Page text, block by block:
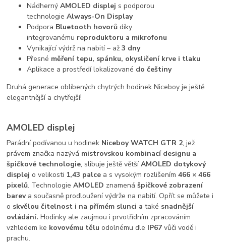
NádhernýAMOLED displej s podporou
technologieAlways-On Display
Podpora Bluetooth hovorů díky
integrovanému reproduktoru a mikrofonu
Vynikající výdrž na nabití – až3 dny
Přesné měření tepu, spánku, okysličení krve i tlaku
Aplikace a prostředí lokalizované do češtiny
Druhá generace oblíbených chytrých hodinek Niceboy je ještě
elegantnější a chytřejší!
AMOLED displej
Parádní podívanou u hodinek Niceboy WATCH GTR 2, jež
právem značka nazývá mistrovskou kombinací designu a
špičkové technologie, slibuje ještě většíAMOLED dotykový
displej o velikosti 1,43 palce a s vysokým rozlišením466 × 466
pixelů. TechnologieAMOLED znamenášpičkové zobrazení
bareva současně prodloužení výdrže na nabití. Opřít se můžete i
o skvělou čitelnost i na přímém slunci ataké snadnější
ovládání. Hodinky ale zaujmou i prvotřídním zpracováním
vzhledem ke kovovému tělu odolnému dle IP67vůči vodě i
prachu.